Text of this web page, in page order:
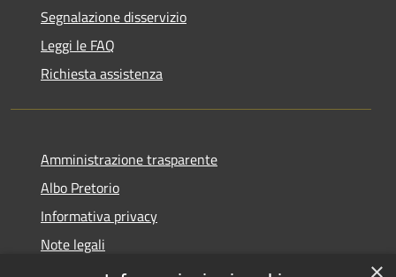
Segnalazione disservizio
Leggi le FAQ
Richiesta assistenza
Amministrazione trasparente
Albo Pretorio
Informativa privacy
Note legali
Dichiarazione di accessibilità